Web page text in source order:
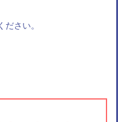
さい。